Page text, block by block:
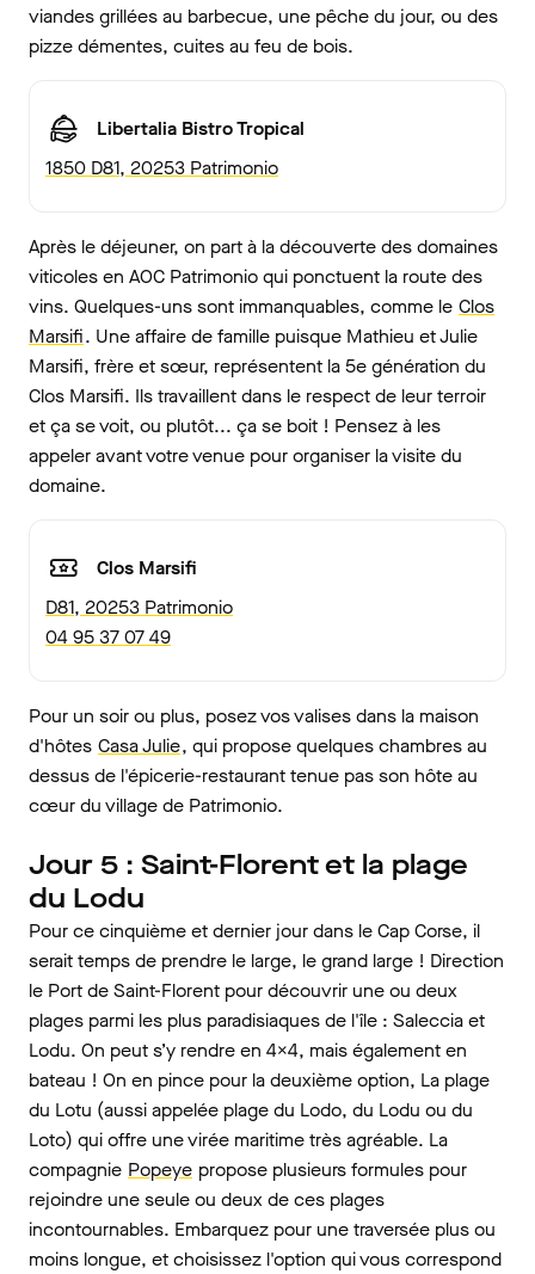
viandes grillées au barbecue, une pêche du jour, ou des
pizze démentes, cuites au feu de bois.
Libertalia Bistro Tropical
1850 D81, 20253 Patrimonio
Après le déjeuner, on part à la découverte des domaines
viticoles en AOC Patrimonio qui ponctuent la route des
vins. Quelques-uns sont immanquables, comme le Clos
Marsifi. Une affaire de famille puisque Mathieu et Julie
Marsifi, frère et sœur, représentent la 5e génération du
Clos Marsifi. Ils travaillent dans le respect de leur terroir
et ça se voit, ou plutôt... ça se boit ! Pensez à les
appeler avant votre venue pour organiser la visite du
domaine.
Clos Marsifi
D81, 20253 Patrimonio
04 95 37 07 49
Pour un soir ou plus, posez vos valises dans la maison
d'hôtes Casa Julie, qui propose quelques chambres au
dessus de l'épicerie-restaurant tenue pas son hôte au
cœur du village de Patrimonio.
Jour 5 : Saint-Florent et la plage
du Lodu
Pour ce cinquième et dernier jour dans le Cap Corse, il
serait temps de prendre le large, le grand large ! Direction
le Port de Saint-Florent pour découvrir une ou deux
plages parmi les plus paradisiaques de l'île : Saleccia et
Lodu. On peut s’y rendre en 4x4, mais également en
bateau ! On en pince pour la deuxième option, La plage
du Lotu (aussi appelée plage du Lodo, du Lodu ou du
Loto) qui offre une virée maritime très agréable. La
compagnie Popeye propose plusieurs formules pour
rejoindre une seule ou deux de ces plages
incontournables. Embarquez pour une traversée plus ou
moins longue, et choisissez l'option qui vous correspond